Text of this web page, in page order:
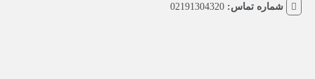
شماره تماس:02191304320